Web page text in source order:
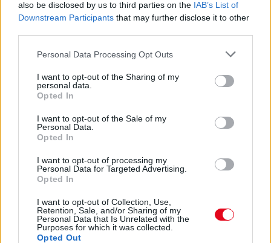
also be disclosed by us to third parties on the IAB’s List of
Downstream Participants that may further disclose it to other
Please note that this website/app uses one or more Google
not limited to your visit or usage behaviour. You may click to
grant or deny consent to Google and its third-party tags to
use your data for below specified purposes in below Google
consent section.
Personal Data Processing Opt Outs
I want to opt-out of the Sharing of my
personal data.
Opted In
I want to opt-out of the Sale of my
Personal Data.
Opted In
I want to opt-out of processing my
Personal Data for Targeted Advertising.
Opted In
I want to opt-out of Collection, Use,
Retention, Sale, and/or Sharing of my
Personal Data that Is Unrelated with the
Purposes for which it was collected.
Opted Out
Orvos figyelmeztet: ezt az apró reggeli tünetet ne